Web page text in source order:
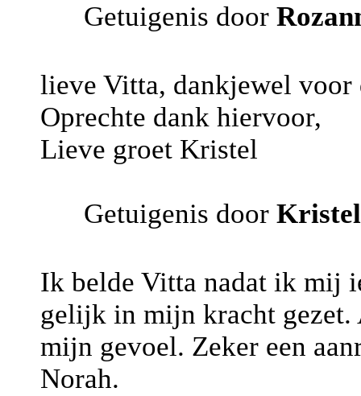
Getuigenis door
lieve Vitta, dankjewel voor
Oprechte dank hiervoor,
Lieve groet Kristel
Getuigenis door Kristel
Ik belde Vitta nadat ik mij
gelijk in mijn kracht gezet.
mijn gevoel. Zeker een
Norah.